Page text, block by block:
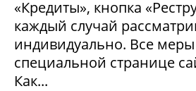
«Кредиты», кнопка
каждый случай
индивидуально. Все
специальной странице
Как...